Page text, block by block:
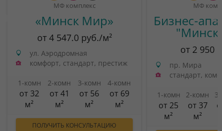
МФ комплекс
«Минск Мир»
от 4 547.0 руб./м²
ул. Аэродромная
комфорт, стандарт, престиж
1-комн
от 32
м²
2-комн
от 41
м²
3-комн
от 56
м²
4-комн
от 69
м²
ПОЛУЧИТЬ КОНСУЛЬТАЦИЮ
МФ
Бизнес-
от 2 950
пр. Мира
стандарт,
1-комн
от 25
м²
2-комн
от 37
м²